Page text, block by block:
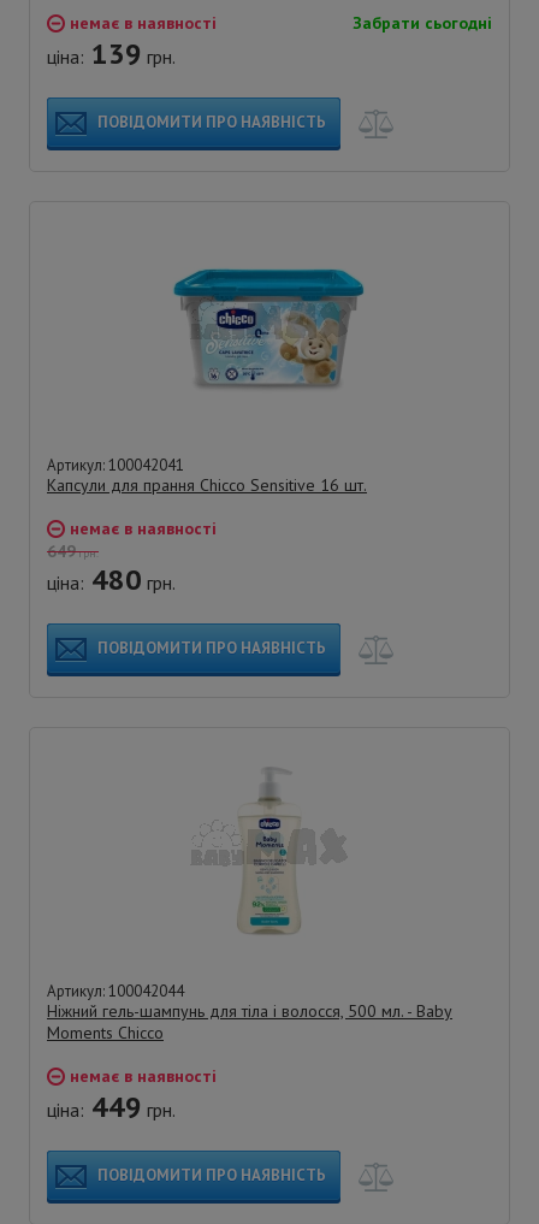
немає в наявності Забрати сьогодні
ціна: 139 грн.
ПОВІДОМИТИ ПРО НАЯВНІСТЬ
Артикул: 100042041
Капсули для прання Chicco Sensitive 16 шт.
немає в наявності
649грн.
ціна: 480 грн.
ПОВІДОМИТИ ПРО НАЯВНІСТЬ
Артикул: 100042044
Ніжний гель-шампунь для тіла і волосся, 500 мл. - Baby
Moments Chicco
немає в наявності
ціна: 449 грн.
ПОВІДОМИТИ ПРО НАЯВНІСТЬ